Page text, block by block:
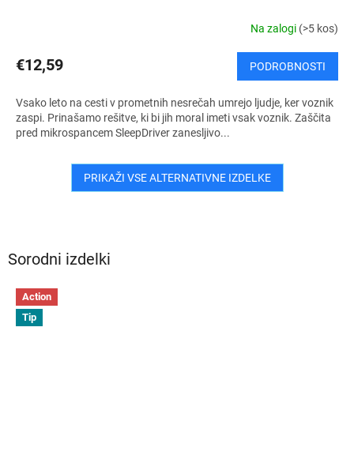
Sorodni izdelki
Action
Tip
Na zalogi (>5 kos)
€12,59 PODROBNOSTI
Vsako leto na cesti v prometnih nesrečah umrejo ljudje, ker voznik
zaspi. Prinašamo rešitve, ki bi jih moral imeti vsak voznik. Zaščita
pred mikrospancem SleepDriver zanesljivo...
PRIKAŽI VSE ALTERNATIVNE IZDELKE